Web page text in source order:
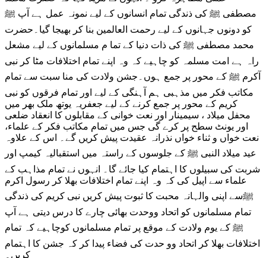
مصطفی ﷺ کی ذندگی تمام انسانوں کے لیے نمونہ عمل ہے آپ ﷺ
کو دونوں جہانوں کے لیے رحمت العالمین بنا کر بھیجا گیا۔حضرت
محمد مصطفی ﷺ کی ذات دنیا کے تما م مسلمانوں کے لیے مشعل
راہ ہے امت مسلمہ کو چاہیے کہ وہ اپنے تمام اختلافات مٹا کر نبی
آکرم ﷺ کے محور پر جمع ہوں۔جشن ولادت کی منا سبت سے تمام
مکاتب فکر میں مذہبی ہم آہنگی کے لیے اور تمام فرقوں کو نبی
کریم کے محور پر جمع کرنے کے لیے جعفریہ یوتھ ملک بھر میں
محفل میلاد ، سیمینار اور نعت خوانی کے مقابلوں کا انعقاد ضلعی
اور یونٹ سطح پر کرے گی جس میں تمام مکاتب فکر کے علماء،
نعت خواں و ثناء خواں نذرانہ عقیدت پیش کریں گے۔ اس کے علاوہ
عید میلاد النبی ﷺ کے جلوسوں کے راستہ میں استقبالیہ کیمپ اور
شربت کی سبیلوں کا اہتمام کیا جائے گا۔ انہوں نے تمام مذاہب کے
علماء سے اپیل کی کہ وہ اپنے تمام اختلافات بھلا کر رسول اکرم
ﷺسے اپنی والہانہ محبت کا ثبوت پیش کریں نبی کریم کی ذندگی
تمام مسلمانوں کو اتحاد ووحدت بھائی چارے کا درس دیتی ہے آپ
ﷺ کے یوم ولادت کے موقع پر تمام مسلمانوں کوچاہیے کہ تمام
اختلافات بھلا کر اتحاد وو حدت کی فضاء پیدا کر کہ جشن کا اہتمام
کریں۔